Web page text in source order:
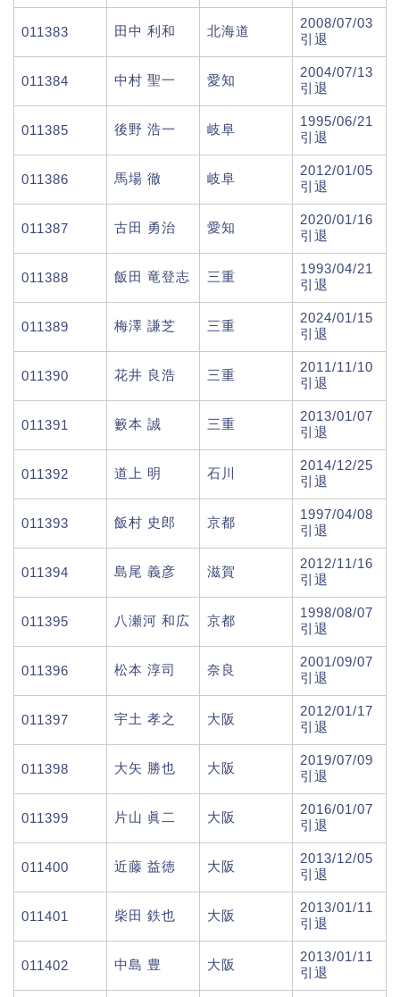
011383 田中 利和 北海道
2008/07/03
引退
011384 中村 聖一 愛知
2004/07/13
引退
011385 後野 浩一 岐阜
1995/06/21
引退
011386 馬場 徹 岐阜
2012/01/05
引退
011387 古田 勇治 愛知
2020/01/16
引退
011388 飯田 竜登志 三重
1993/04/21
引退
011389 梅澤 謙芝 三重
2024/01/15
引退
011390 花井 良浩 三重
2011/11/10
引退
011391 籔本 誠 三重
2013/01/07
引退
011392 道上 明 石川
2014/12/25
引退
011393 飯村 史郎 京都
1997/04/08
引退
011394 島尾 義彦 滋賀
2012/11/16
引退
011395 八瀬河 和広 京都
1998/08/07
引退
011396 松本 淳司 奈良
2001/09/07
引退
011397 宇土 孝之 大阪
2012/01/17
引退
011398 大矢 勝也 大阪
2019/07/09
引退
011399 片山 眞二 大阪
2016/01/07
引退
011400 近藤 益徳 大阪
2013/12/05
引退
011401 柴田 鉄也 大阪
2013/01/11
引退
011402 中島 豊 大阪
2013/01/11
引退